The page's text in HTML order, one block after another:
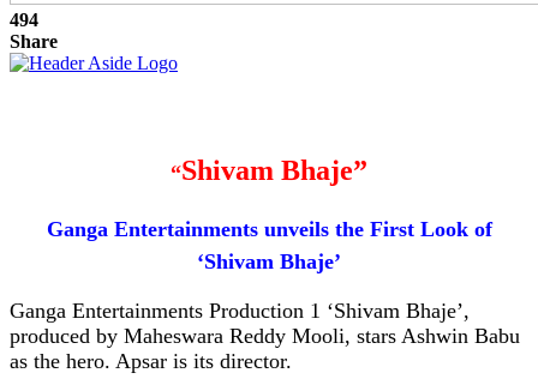
494
Share
“Shivam Bhaje”
Ganga Entertainments unveils the First Look of
‘Shivam Bhaje’
Ganga Entertainments Production 1 ‘Shivam Bhaje’,
produced by Maheswara Reddy Mooli, stars Ashwin Babu
as the hero. Apsar is its director.